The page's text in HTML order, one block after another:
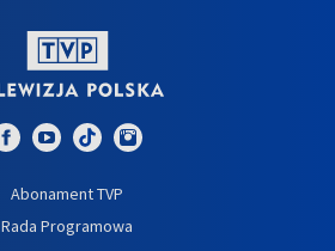
Abonament TVP
Rada Programowa